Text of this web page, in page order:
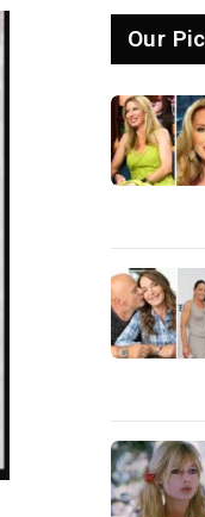
Our